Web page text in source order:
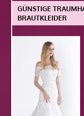
GÜNSTIGE
BRAUTKLEIDER